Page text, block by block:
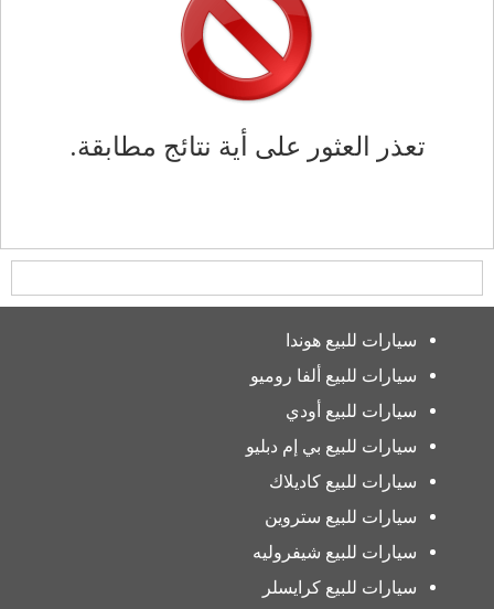
تعذر العثور على أية نتائج مطابقة.
سيارات للبيع هوندا
سيارات للبيع ألفا روميو
سيارات للبيع أودي
سيارات للبيع بي إم دبليو
سيارات للبيع كاديلاك
سيارات للبيع ستروين
سيارات للبيع شيفروليه
سيارات للبيع كرايسلر